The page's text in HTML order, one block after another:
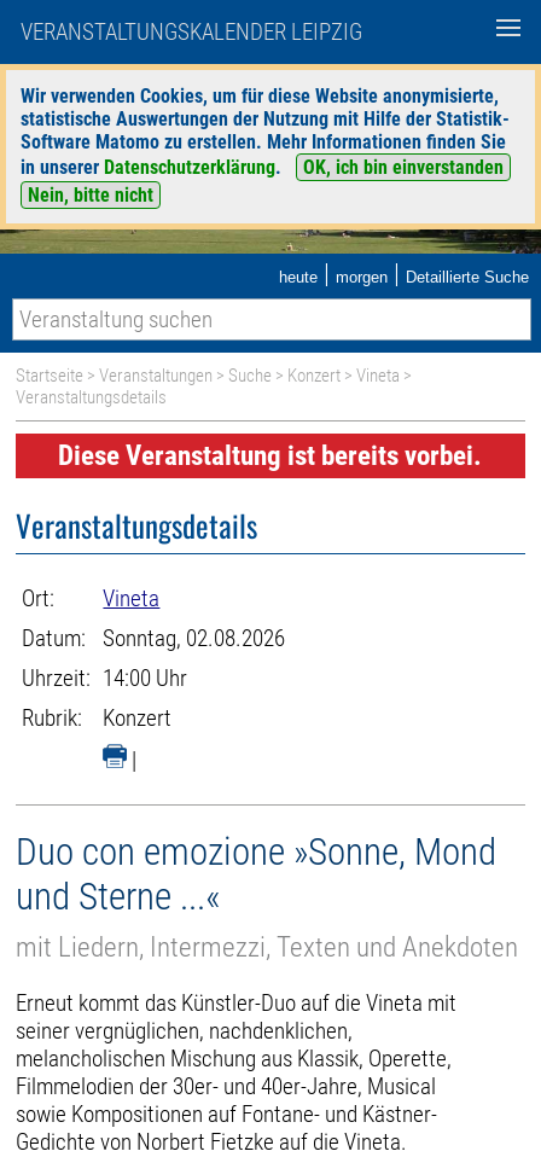
VERANSTALTUNGSKALENDER LEIPZIG
Wir verwenden Cookies, um für diese Website anonymisierte,
statistische Auswertungen der Nutzung mit Hilfe der Statistik-
Software Matomo zu erstellen. Mehr Informationen finden Sie
in unserer Datenschutzerklärung.
OK, ich bin einverstanden
Nein, bitte nicht
heute | morgen | Detaillierte Suche
Startseite >Veranstaltungen > Suche > Konzert >Vineta >
Veranstaltungsdetails
Diese Veranstaltung ist bereits vorbei.
Veranstaltungsdetails
Ort:
Vineta
Datum:
Sonntag, 02.08.2026
Uhrzeit: 14:00 Uhr
Rubrik:
Konzert
|
Duo con emozione »Sonne, Mond
und Sterne ...«
mit Liedern, Intermezzi, Texten und Anekdoten
Erneut kommt das Künstler-Duo auf die Vineta mit
seiner vergnüglichen, nachdenklichen,
melancholischen Mischung aus Klassik, Operette,
Filmmelodien der 30er- und 40er-Jahre, Musical
sowie Kompositionen auf Fontane- und Kästner-
Gedichte von Norbert Fietzke auf die Vineta.